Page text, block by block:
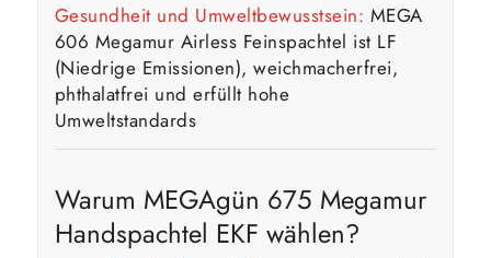
Gesundheit und Umweltbewusstsein: MEGA
606 Megamur Airless Feinspachtel ist LF
(Niedrige Emissionen), weichmacherfrei,
phthalatfrei und erfüllt hohe
Umweltstandards
Warum MEGAgün 675 Megamur
Handspachtel EKF wählen?